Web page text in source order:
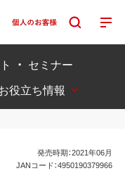
・ セミナー
役立ち情報
発売時期：2021年06月
JANコード：4950190379966